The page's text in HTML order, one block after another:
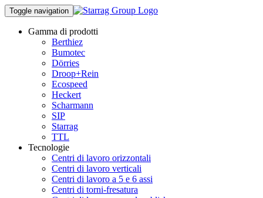
Toggle navigation
Gamma di prodotti
Berthiez
Bumotec
Dörries
Droop+Rein
Ecospeed
Heckert
Scharmann
SIP
Starrag
TTL
Tecnologie
Centri di lavoro orizzontali
Centri di lavoro verticali
Centri di lavoro a 5 e 6 assi
Centri di torni-fresatura